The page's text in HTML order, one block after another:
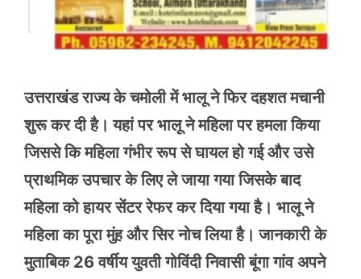
उत्तराखंड राज्य के चमोली में भालू ने फिर दहशत मचानी
शुरू कर दी है। यहां पर भालू ने महिला पर हमला किया
जिससे कि महिला गंभीर रूप से घायल हो गई और उसे
प्राथमिक उपचार के लिए ले जाया गया जिसके बाद
महिला को हायर सेंटर रेफर कर दिया गया है। भालू ने
महिला का पूरा मुंह और सिर नोच लिया है। जानकारी के
मुताबिक 26 वर्षीय युवती गोविंदी निवासी बूंगा गांव अपने